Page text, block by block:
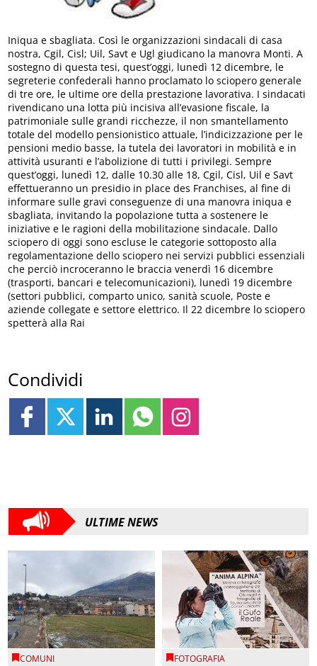
Iniqua e sbagliata. Così le organizzazioni sindacali di casa
nostra, Cgil, Cisl; Uil, Savt e Ugl giudicano la manovra Monti. A
sostegno di questa tesi, quest’oggi, lunedì 12 dicembre, le
segreterie confederali hanno proclamato lo sciopero generale
di tre ore, le ultime ore della prestazione lavorativa. I sindacati
rivendicano una lotta più incisiva all’evasione fiscale, la
patrimoniale sulle grandi ricchezze, il non smantellamento
totale del modello pensionistico attuale, l’indicizzazione per le
pensioni medio basse, la tutela dei lavoratori in mobilità e in
attività usuranti e l’abolizione di tutti i privilegi. Sempre
quest’oggi, lunedì 12, dalle 10.30 alle 18, Cgil, Cisl, Uil e Savt
effettueranno un presidio in place des Franchises, al fine di
informare sulle gravi conseguenze di una manovra iniqua e
sbagliata, invitando la popolazione tutta a sostenere le
iniziative e le ragioni della mobilitazione sindacale. Dallo
sciopero di oggi sono escluse le categorie sottoposto alla
regolamentazione dello sciopero nei servizi pubblici essenziali
che perciò incroceranno le braccia venerdì 16 dicembre
(trasporti, bancari e telecomunicazioni), lunedì 19 dicembre
(settori pubblici, comparto unico, sanità scuole, Poste e
aziende collegate e settore elettrico. Il 22 dicembre lo sciopero
spetterà alla Rai
Condividi
ULTIME NEWS
COMUNI FOTOGRAFIA